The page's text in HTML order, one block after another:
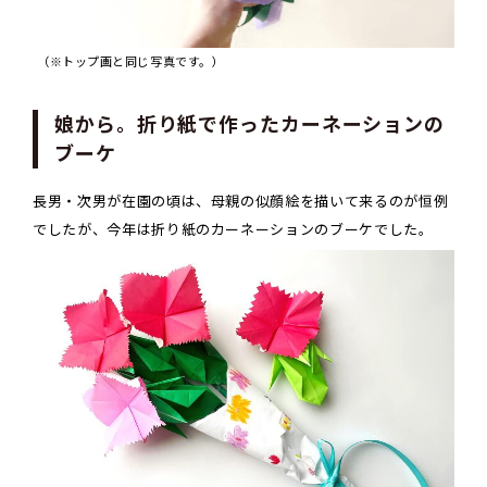
（※トップ画と同じ写真です。）
娘から。折り紙で作ったカーネーションの
ブーケ
長男・次男が在園の頃は、母親の似顔絵を描いて来るのが恒例
でしたが、今年は折り紙のカーネーションのブーケでした。